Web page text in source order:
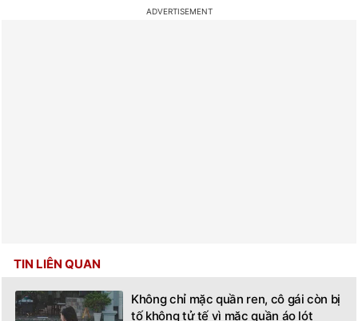
TIN LIÊN QUAN
Không chỉ mặc quần ren, cô gái còn bị
tố không tử tế vì mặc quần áo lót